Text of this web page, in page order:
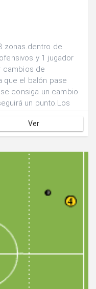
zonas.dentro de
y 1 jugador
cambios de
que el balón pase
consiga un cambio
un punto.Los
Ver